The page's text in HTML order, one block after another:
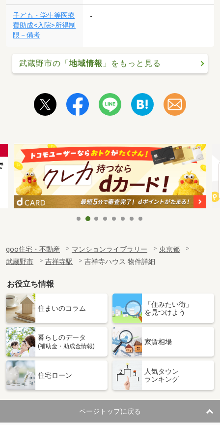
子ども・学生等医療
費助成<入院>所得制
限－備考
-
武蔵野市の「地域情報 」をもっと見る
goo住宅・不動産 マンションライブラリー
東京都
武蔵野市
吉祥寺駅 吉祥寺ハウス 物件詳細
お役立ち情報
住まいのコラム
「住みたい街」
を見つけよう
暮らしのデータ
(補助金・助成金情報)
家賃相場
住宅ローン
人気タウン
ランキング
ページトップに戻る